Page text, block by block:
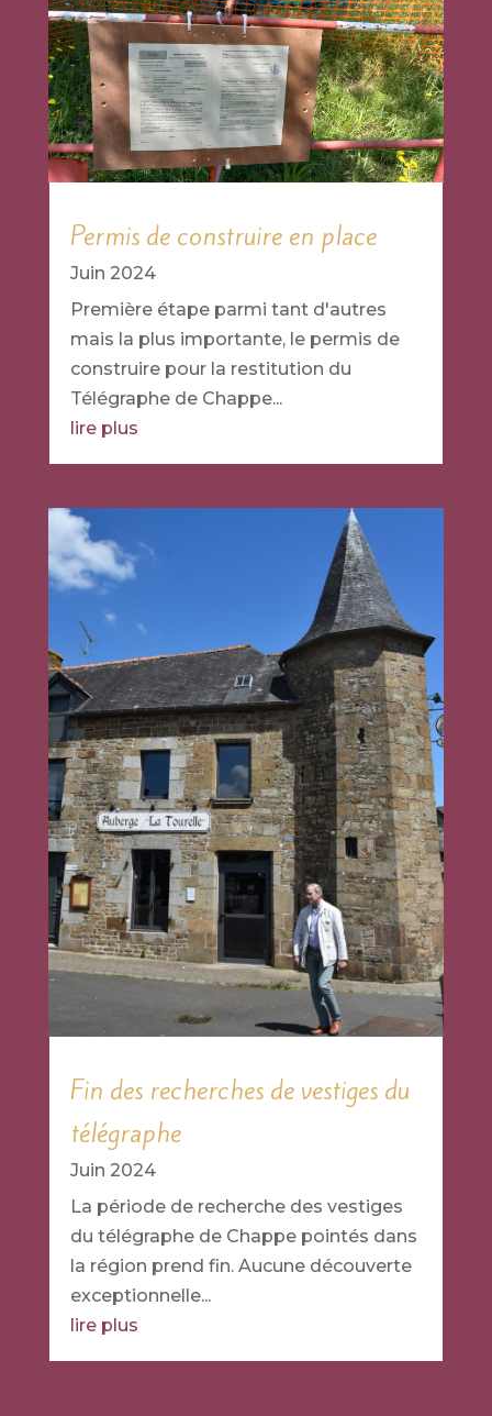
Permis de construire en place
Juin 2024
Première étape parmi tant d'autres
mais la plus importante, le permis de
construire pour la restitution du
Télégraphe de Chappe...
lire plus
Fin des recherches de vestiges du
télégraphe
Juin 2024
La période de recherche des vestiges
du télégraphe de Chappe pointés dans
la région prend fin. Aucune découverte
exceptionnelle...
lire plus